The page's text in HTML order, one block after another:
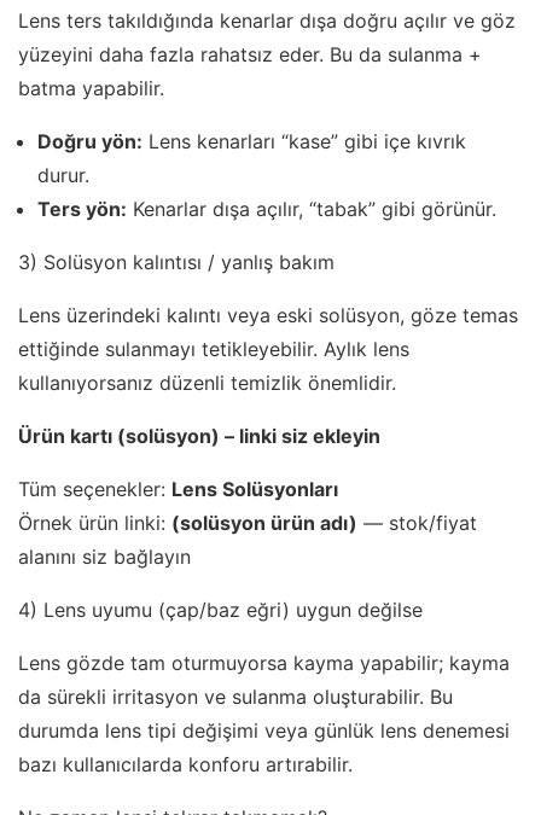
Lens ters takıldığında kenarlar dışa doğru açılır ve göz
yüzeyini daha fazla rahatsız eder. Bu da sulanma +
batma yapabilir.
Doğru yön: Lens kenarları “kase” gibi içe kıvrık
durur.
Ters yön: Kenarlar dışa açılır, “tabak” gibi görünür.
3) Solüsyon kalıntısı / yanlış bakım
Lens üzerindeki kalıntı veya eski solüsyon, göze temas
ettiğinde sulanmayı tetikleyebilir. Aylık lens
kullanıyorsanız düzenli temizlik önemlidir.
Ürün kartı (solüsyon) – linki siz ekleyin
Tüm seçenekler: Lens Solüsyonları
Örnek ürün linki: (solüsyon ürün adı) — stok/fiyat
alanını siz bağlayın
4) Lens uyumu (çap/baz eğri) uygun değilse
Lens gözde tam oturmuyorsa kayma yapabilir; kayma
da sürekli irritasyon ve sulanma oluşturabilir. Bu
durumda lens tipi değişimi veya günlük lens denemesi
bazı kullanıcılarda konforu artırabilir.